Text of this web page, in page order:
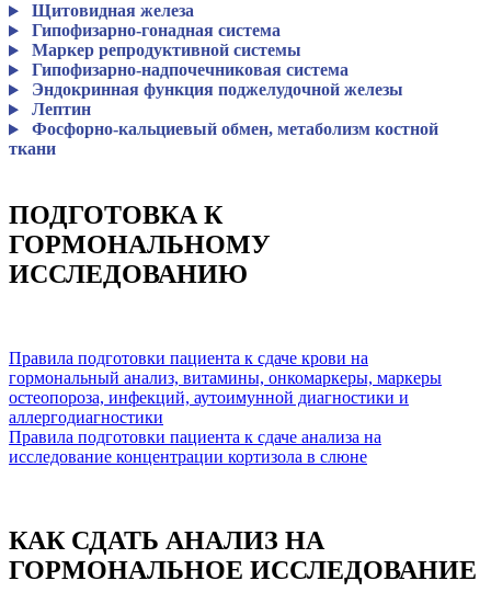
Щитовидная железа
Гипофизарно-гонадная система
Маркер репродуктивной системы
Гипофизарно-надпочечниковая система
Эндокринная функция поджелудочной железы
Лептин
Фосфорно-кальциевый обмен, метаболизм костной
ткани
ПОДГОТОВКА К
ГОРМОНАЛЬНОМУ
ИССЛЕДОВАНИЮ
Правила подготовки пациента к сдаче крови на
гормональный анализ, витамины, онкомаркеры, маркеры
остеопороза, инфекций, аутоимунной диагностики и
аллергодиагностики
Правила подготовки пациента к сдаче анализа на
исследование концентрации кортизола в слюне
КАК СДАТЬ АНАЛИЗ НА
ГОРМОНАЛЬНОЕ ИССЛЕДОВАНИЕ